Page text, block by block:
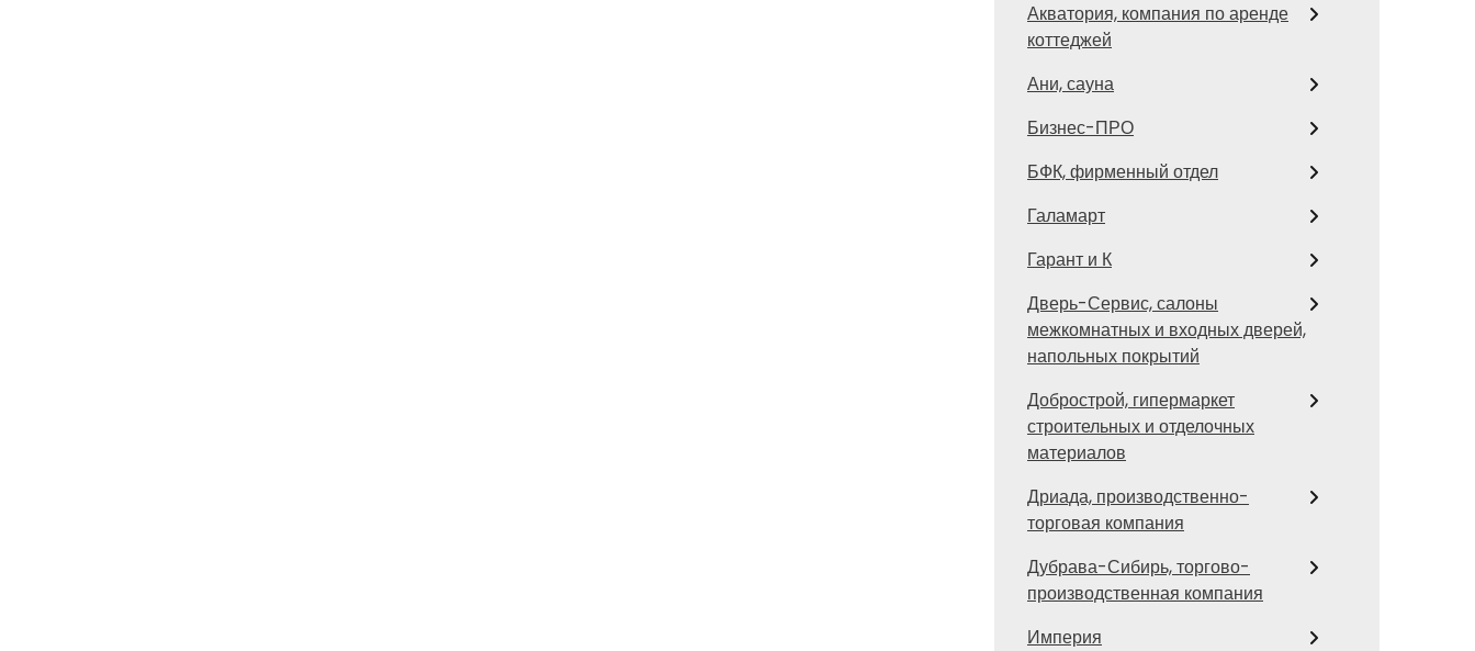
Акватория, компания по аренде
коттеджей
Ани, сауна
Бизнес-ПРО
БФК, фирменный отдел
Галамарт
Гарант и К
Дверь-Сервис, салоны
межкомнатных и входных дверей,
напольных покрытий
Добрострой, гипермаркет
строительных и отделочных
материалов
Дриада, производственно-
торговая компания
Дубрава-Сибирь, торгово-
производственная компания
Империя